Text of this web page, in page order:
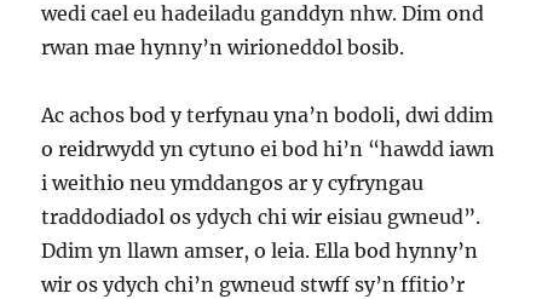
wedi cael eu hadeiladu ganddyn nhw. Dim ond
rwan mae hynny’n wirioneddol bosib.
Ac achos bod y terfynau yna’n bodoli, dwi ddim
o reidrwydd yn cytuno ei bod hi’n “hawdd iawn
i weithio neu ymddangos ar y cyfryngau
traddodiadol os ydych chi wir eisiau gwneud”.
Ddim yn llawn amser, o leia. Ella bod hynny’n
wir os ydych chi’n gwneud stwff sy’n ffitio’r